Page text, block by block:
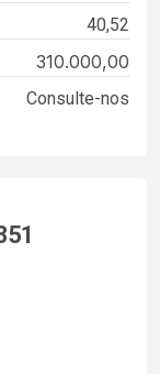
40,52
310.000,00
Consulte-nos